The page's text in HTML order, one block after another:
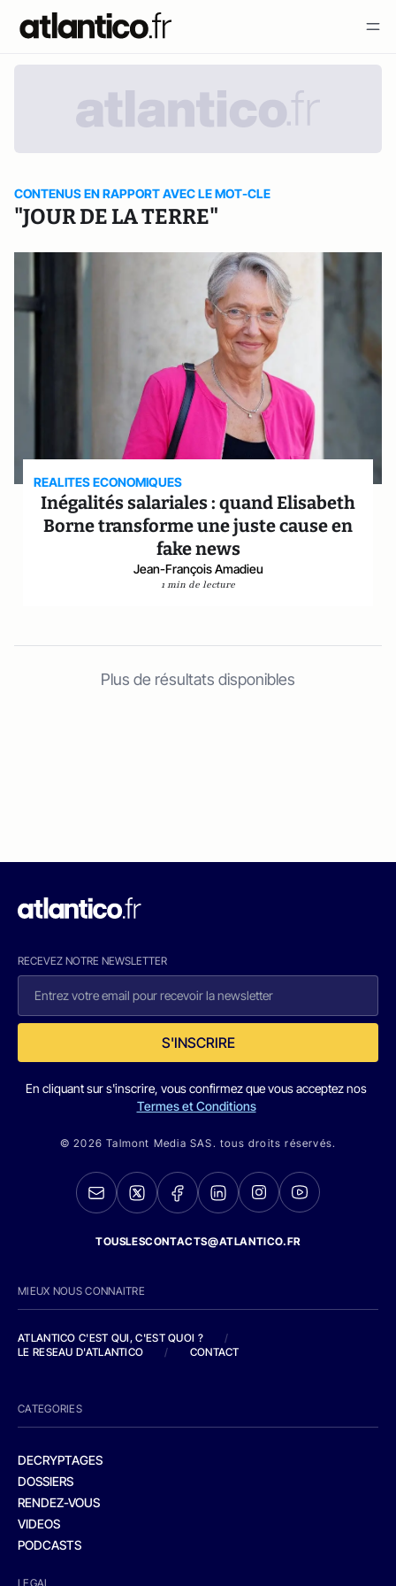
CONTENUS EN RAPPORT AVEC LE MOT-CLE
"JOUR DE LA TERRE"
REALITES ECONOMIQUES
Inégalités salariales : quand Elisabeth
Borne transforme une juste cause en
fake news
Jean-François Amadieu
1 min de lecture
Plus de résultats disponibles
RECEVEZ NOTRE NEWSLETTER
S'INSCRIRE
En cliquant sur s'inscrire, vous confirmez que vous acceptez nos
Termes et Conditions
© 2026 Talmont Media SAS. tous droits réservés.
TOUSLESCONTACTS@ATLANTICO.FR
MIEUX NOUS CONNAITRE
ATLANTICO C'EST QUI, C'EST QUOI ?
/
LE RESEAU D'ATLANTICO
/ CONTACT
CATEGORIES
DECRYPTAGES
DOSSIERS
RENDEZ-VOUS
VIDEOS
PODCASTS
LEGAL